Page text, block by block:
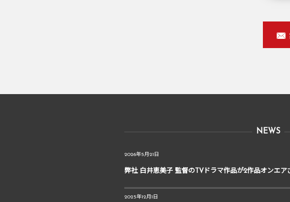
NEWS
2026年5月21日
弊社 白井恵美子 監督のTVドラマ作品が2作品オンエア
2025年12月1日